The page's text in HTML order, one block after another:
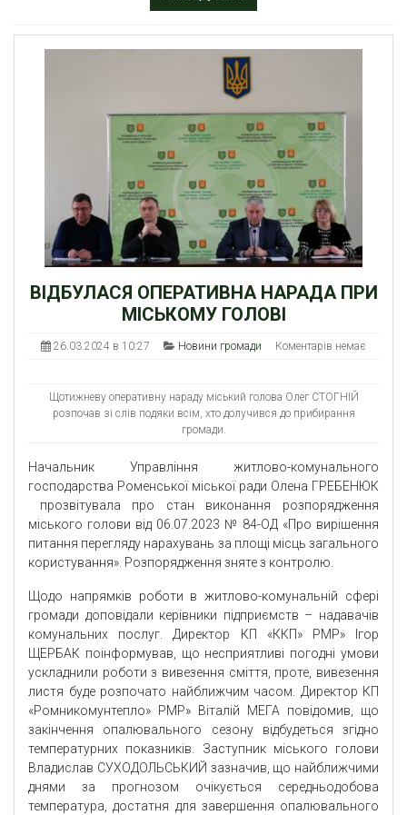
ВІДБУЛАСЯ ОПЕРАТИВНА НАРАДА ПРИ
МІСЬКОМУ ГОЛОВІ
26.03.2024 в 10:27 Новини громади Коментарів немає
Щотижневу оперативну нараду міський голова Олег СТОГНІЙ
розпочав зі слів подяки всім, хто долучився до прибирання
громади.
Начальник Управління житлово-комунального
господарства Роменської міської ради Олена ГРЕБЕНЮК
прозвітувала про стан виконання розпорядження
міського голови від 06.07.2023 № 84-ОД «Про вирішення
питання перегляду нарахувань за площі місць загального
користування». Розпорядження зняте з контролю.
Щодо напрямків роботи в житлово-комунальній сфері
громади доповідали керівники підприємств – надавачів
комунальних послуг. Директор КП «ККП» РМР» Ігор
ЩЕРБАК поінформував, що несприятливі погодні умови
ускладнили роботи з вивезення сміття, проте, вивезення
листя буде розпочато найближчим часом. Директор КП
«Ромникомунтепло» РМР» Віталій МЕГА повідомив, що
закінчення опалювального сезону відбудеться згідно
температурних показників. Заступник міського голови
Владислав СУХОДОЛЬСЬКИЙ зазначив, що найближчими
днями за прогнозом очікується середньодобова
температура, достатня для завершення опалювального